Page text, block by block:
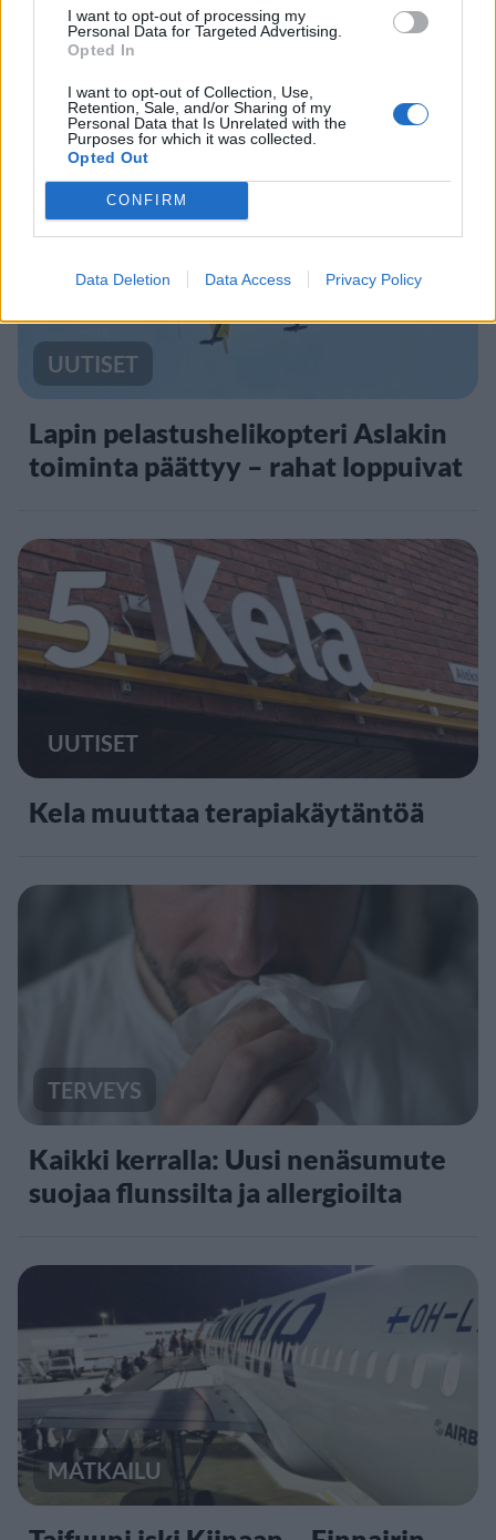
I want to opt-out of processing my
Personal Data for Targeted Advertising.
Opted In
I want to opt-out of Collection, Use,
Retention, Sale, and/or Sharing of my
Personal Data that Is Unrelated with the
Purposes for which it was collected.
Opted Out
CONFIRM
Data Deletion Data Access Privacy Policy
Finnairin lennoista osan lentää
jatkossa toinen lentoyhtiö –
matkustajille tärkeä rajoitus
4
UUTISET
Lapin pelastushelikopteri Aslakin
toiminta päättyy – rahat loppuivat
5
UUTISET
Kela muuttaa terapiakäytäntöä
TERVEYS
Kaikki kerralla: Uusi nenäsumute
suojaa flunssilta ja allergioilta
MATKAILU